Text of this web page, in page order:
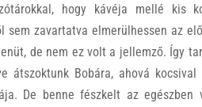
hogy kávéja mellé kis
zavartatva elmerülhessen az
de nem ez volt a jellemző. Így
Bobára, ahová
De benne fészkelt az egészben